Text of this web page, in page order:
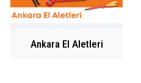
Ankara El Aletleri